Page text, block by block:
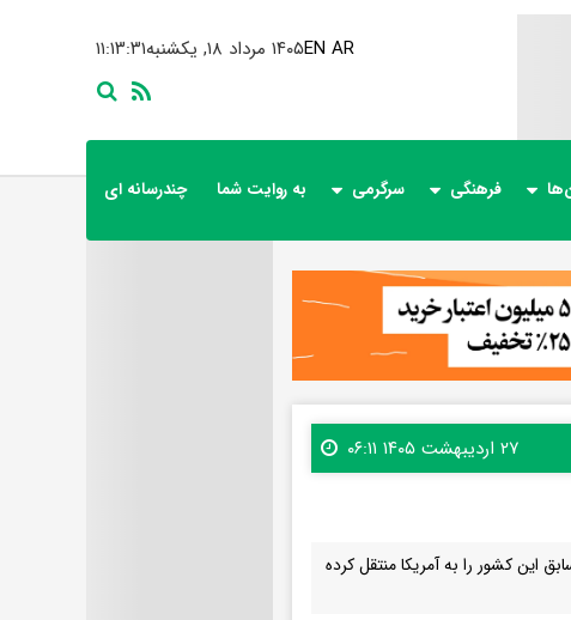
۱۱:۱۳:۳۲ ۱۴۰۵ مرداد ۱۸, یکشنبهEN AR
فرهنگی سرگرمی به روایت شما چندرسانه ای
۲۷ اردیبهشت ۱۴۰۵ ۰۶:۱۱
این کشور را به آمریکا منتقل کرده